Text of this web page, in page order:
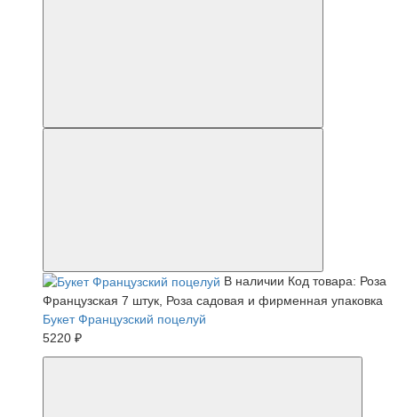
В наличии Код товара: Роза
Французская 7 штук, Роза садовая и фирменная упаковка
Букет Французский поцелуй
5220 ₽